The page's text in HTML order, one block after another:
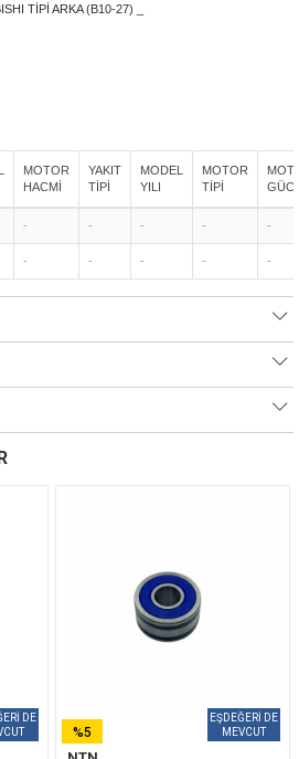
TİPİ ARKA (B10-27) _
MOTOR
HACMİ
YAKIT
TİPİ
MODEL
YILI
MOTOR
TİPİ
- - - - -
- - - - -
%5